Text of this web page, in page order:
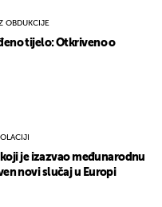
OBDUKCIJE
tijelo: Otkriveno o
je izazvao međunarodnu
novi slučaj u Europi